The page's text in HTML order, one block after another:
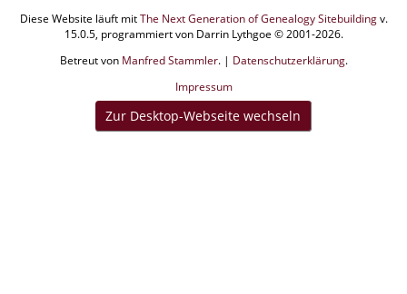
Diese Website läuft mitThe Next Generation of Genealogy Sitebuildingv.
15.0.5, programmiert von Darrin Lythgoe © 2001-2026.
Betreut von Manfred Stammler. | Datenschutzerklärung.
Impressum
Zur Desktop-Webseite wechseln